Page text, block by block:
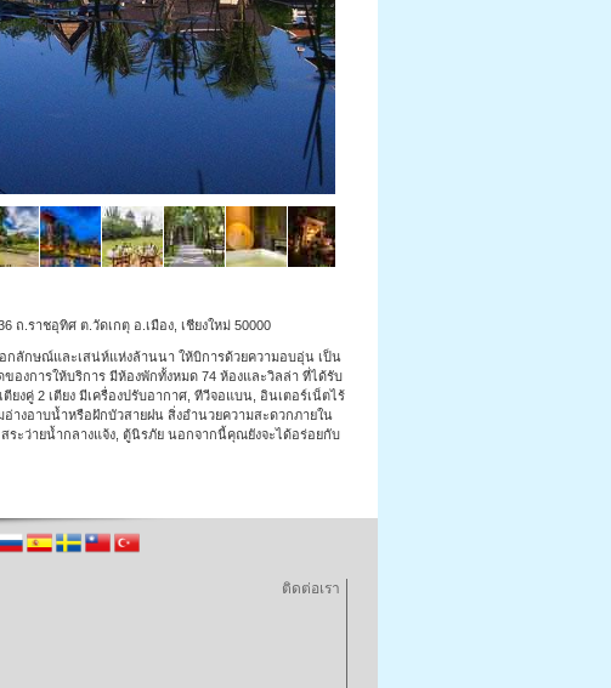
ถ.ราชอุทิศ ต.วัดเกตุ อ.เมือง, เชียงใหม่ 50000
กลักษณ์และเสน่ห์แห่งล้านนา ให้บิการด้วยความอบอุ่น เป็น
องการให้บริการ มีห้องพักทั้งหมด 74 ห้องและวิลล่า ที่ได้รับ
งคู่ 2 เตียง มีเครื่องปรับอากาศ, ทีวีจอแบน, อินเตอร์เน็ตไร้
างอาบน้ำหรือฝักบัวสายฝน สิ่งอำนวยความสะดวกภายใน
ระว่ายน้ำกลางแจ้ง, ตู้นิรภัย นอกจากนี้คุณยังจะได้อร่อยกับ
ติดต่อเรา